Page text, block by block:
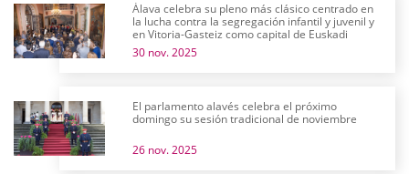
Álava celebra su pleno más clásico centrado en
la lucha contra la segregación infantil y juvenil y
en Vitoria-Gasteiz como capital de Euskadi
30 nov. 2025
El parlamento alavés celebra el próximo
domingo su sesión tradicional de noviembre
26 nov. 2025